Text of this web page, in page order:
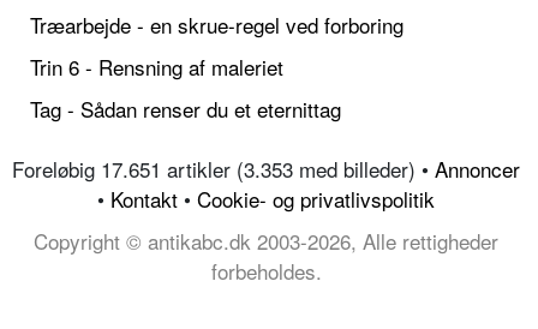
Træarbejde - en skrue-regel ved forboring
Trin 6 - Rensning af maleriet
Tag - Sådan renser du et eternittag
Foreløbig 17.651 artikler (3.353 med billeder) • Annoncer
• Kontakt • Cookie- og privatlivspolitik
Copyright © antikabc.dk 2003-2026, Alle rettigheder
forbeholdes.